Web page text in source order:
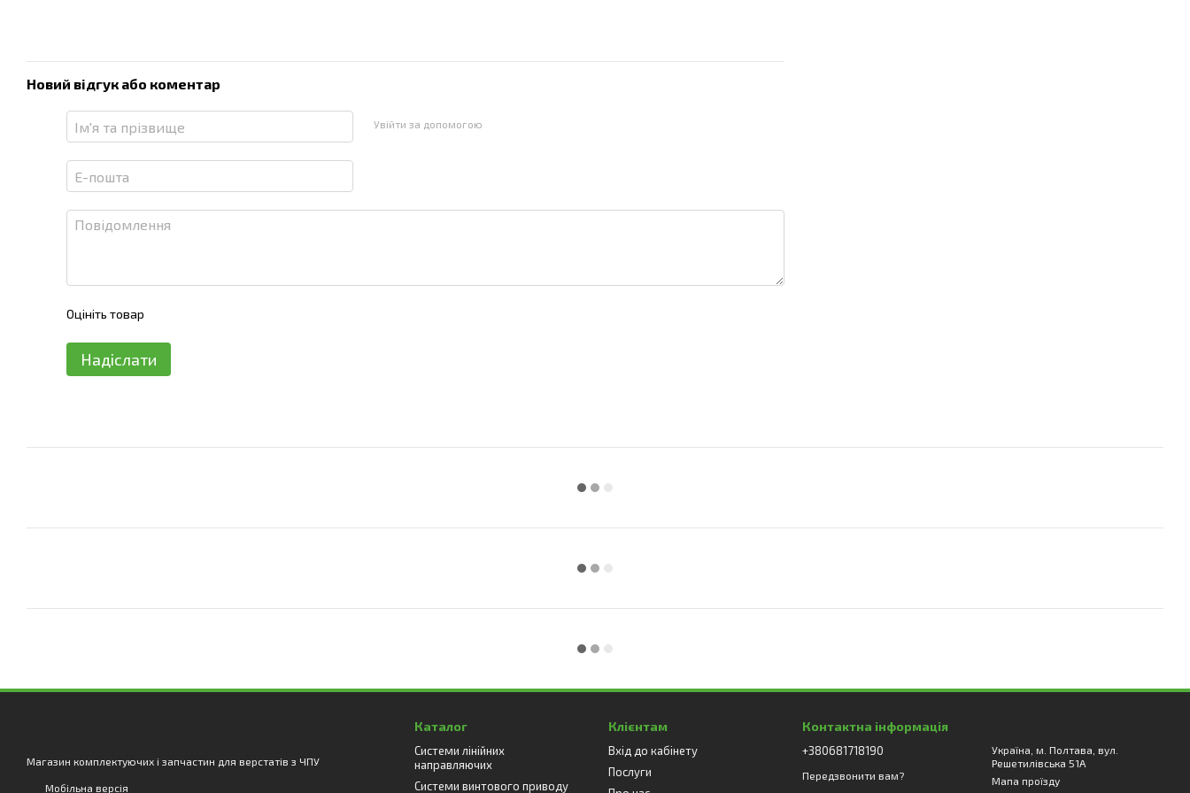
Новий відгук або коментар
Увійти за допомогою
Оцініть товар
Надіслати
Магазин комплектуючих і запчастин для верстатів з ЧПУ
Мобільна версія
Каталог
Системи лінійних
направляючих
Системи винтового приводу
Клієнтам
Вхід до кабінету
Послуги
Контактна інформація
+380681718190
Передзвонити вам?
Україна, м. Полтава, вул.
Решетилівська 51А
Мапа проїзду